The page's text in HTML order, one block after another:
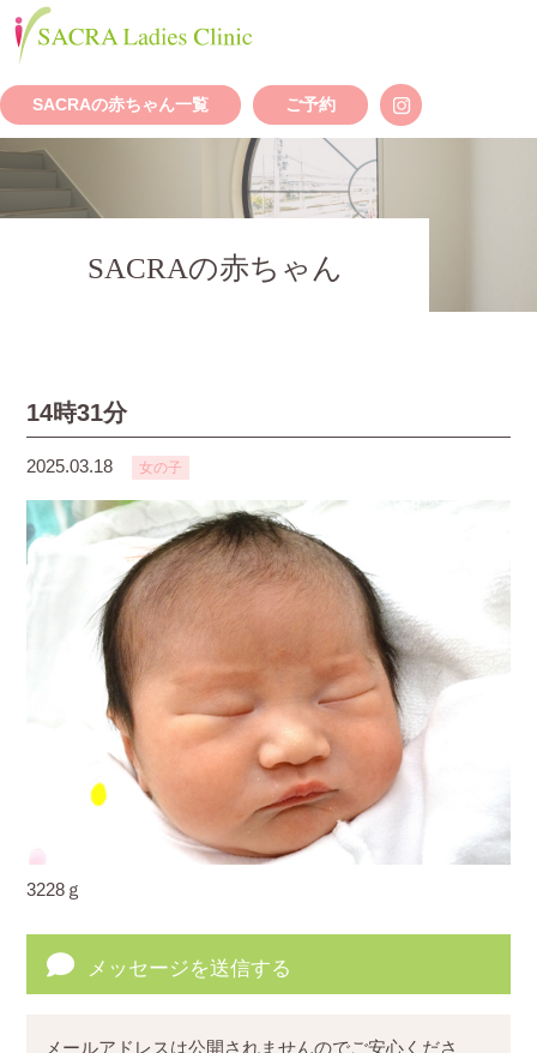
SACRAの赤ちゃん一覧 ご予約
SACRAの赤ちゃん
14時31分
2025.03.18 女の子
3228ｇ
メッセージを送信する
メールアドレスは公開されませんのでご安心くださ